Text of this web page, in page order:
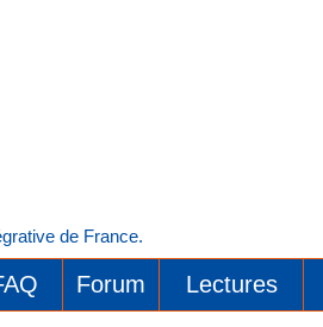
de France.
Forum Lectures